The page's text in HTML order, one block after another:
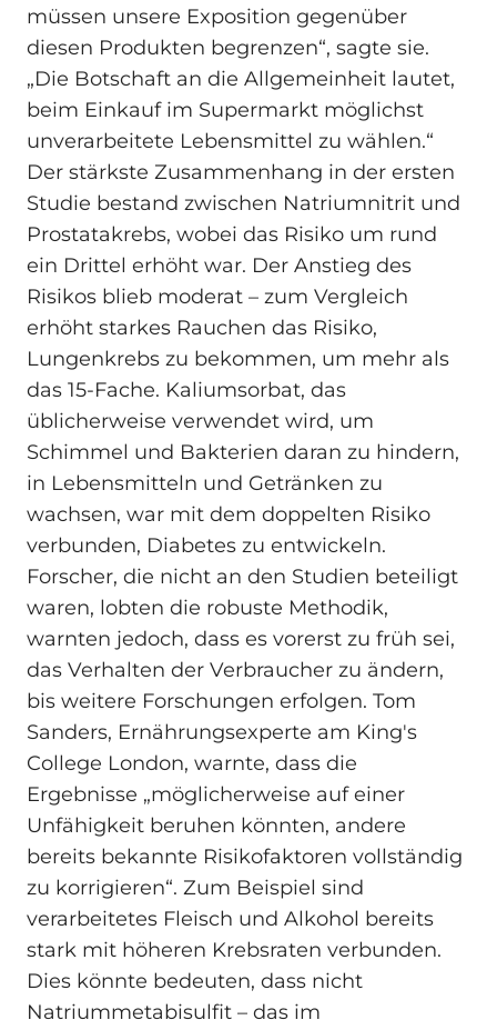
müssen unsere Exposition gegenüber
diesen Produkten begrenzen“, sagte sie.
„Die Botschaft an die Allgemeinheit lautet,
beim Einkauf im Supermarkt möglichst
unverarbeitete Lebensmittel zu wählen.“
Der stärkste Zusammenhang in der ersten
Studie bestand zwischen Natriumnitrit und
Prostatakrebs, wobei das Risiko um rund
ein Drittel erhöht war. Der Anstieg des
Risikos blieb moderat – zum Vergleich
erhöht starkes Rauchen das Risiko,
Lungenkrebs zu bekommen, um mehr als
das 15-Fache. Kaliumsorbat, das
üblicherweise verwendet wird, um
Schimmel und Bakterien daran zu hindern,
in Lebensmitteln und Getränken zu
wachsen, war mit dem doppelten Risiko
verbunden, Diabetes zu entwickeln.
Forscher, die nicht an den Studien beteiligt
waren, lobten die robuste Methodik,
warnten jedoch, dass es vorerst zu früh sei,
das Verhalten der Verbraucher zu ändern,
bis weitere Forschungen erfolgen. Tom
Sanders, Ernährungsexperte am King's
College London, warnte, dass die
Ergebnisse „möglicherweise auf einer
Unfähigkeit beruhen könnten, andere
bereits bekannte Risikofaktoren vollständig
zu korrigieren“. Zum Beispiel sind
verarbeitetes Fleisch und Alkohol bereits
stark mit höheren Krebsraten verbunden.
Dies könnte bedeuten, dass nicht
Natriummetabisulfit – das im